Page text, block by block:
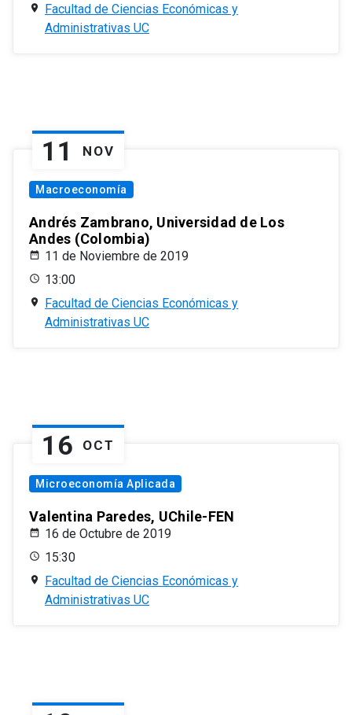
Facultad de Ciencias Económicas y
Administrativas UC
11 NOV
Macroeconomía
Andrés Zambrano, Universidad de Los
Andes (Colombia)
11 de Noviembre de 2019
13:00
Facultad de Ciencias Económicas y
Administrativas UC
16 OCT
Microeconomía Aplicada
Valentina Paredes, UChile-FEN
16 de Octubre de 2019
15:30
Facultad de Ciencias Económicas y
Administrativas UC